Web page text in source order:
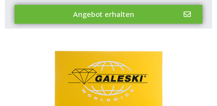
Angebot erhalten